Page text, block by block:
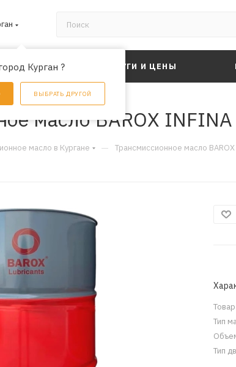
Курган ?
ВЫБРАТЬ ДРУГОЙ
АКЦИИ УСЛУГИ И ЦЕНЫ
масло BAROX
масло в Кургане — Трансмиссионное масло
Тип
Тип